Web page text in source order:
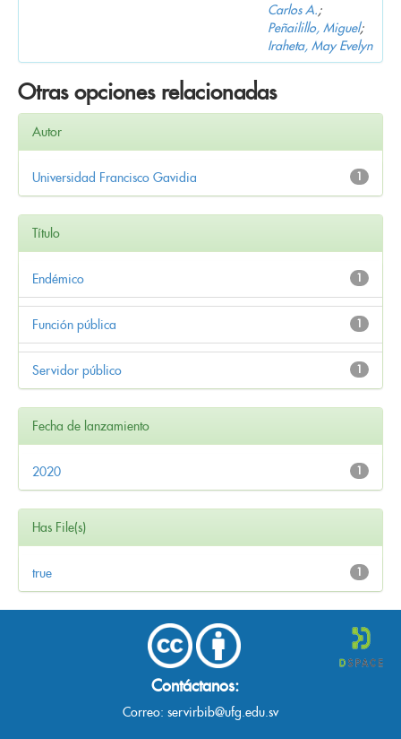
Carlos A.;
Peñailillo, Miguel;
Iraheta, May Evelyn
Otras opciones relacionadas
Autor
1
Universidad Francisco Gavidia
Título
1
Endémico
1
Función pública
1
Servidor público
Fecha de lanzamiento
1
2020
Has File(s)
1
true
Contáctanos:
Correo: servirbib@ufg.edu.sv